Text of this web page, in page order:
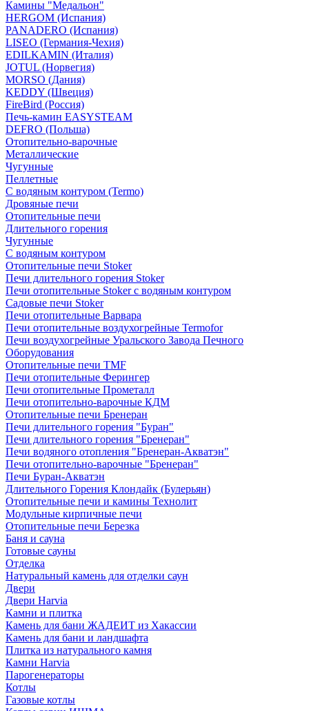
Камины "Медальон"
HERGOM (Испания)
PANADERO (Испания)
LISEO (Германия-Чехия)
EDILKAMIN (Италия)
JOTUL (Норвегия)
MORSO (Дания)
KEDDY (Швеция)
FireBird (Россия)
Печь-камин EASYSTEAM
DEFRO (Польша)
Отопительно-варочные
Металлические
Чугунные
Пеллетные
С водяным контуром (Termo)
Дровяные печи
Отопительные печи
Длительного горения
Чугунные
C водяным контуром
Отопительные печи Stoker
Печи длительного горения Stoker
Печи отопительные Stoker с водяным контуром
Садовые печи Stoker
Печи отопительные Варвара
Печи отопительные воздухогрейные Termofor
Печи воздухогрейные Уральского Завода Печного
Оборудования
Отопительные печи TMF
Печи отопительные Ферингер
Печи отопительные Прометалл
Печи отопительно-варочные КДМ
Отопительные печи Бренеран
Печи длительного горения "Буран"
Печи длительного горения "Бренеран"
Печи водяного отопления "Бренеран-Акватэн"
Печи отопительно-варочные "Бренеран"
Печи Буран-Акватэн
Длительного Горения Клондайк (Булерьян)
Отопительные печи и камины Технолит
Модульные кирпичные печи
Отопительные печи Березка
Баня и сауна
Готовые сауны
Отделка
Натуральный камень для отделки саун
Двери
Двери Harvia
Камни и плитка
Камень для бани ЖАДЕИТ из Хакассии
Камень для бани и ландшафта
Плитка из натурального камня
Камни Harvia
Парогенераторы
Котлы
Газовые котлы